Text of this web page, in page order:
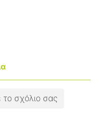
το σχόλιο σας